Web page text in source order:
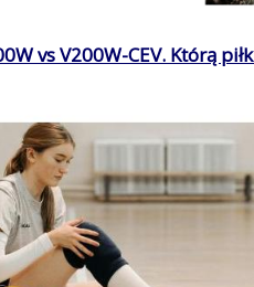
vs V200W-CEV. Którą